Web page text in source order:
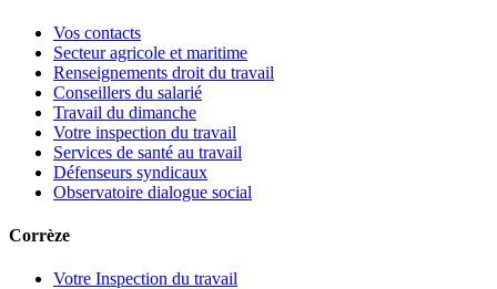
Vos contacts
Secteur agricole et maritime
Renseignements droit du travail
Conseillers du salarié
Travail du dimanche
Votre inspection du travail
Services de santé au travail
Défenseurs syndicaux
Observatoire dialogue social
Corrèze
Votre Inspection du travail